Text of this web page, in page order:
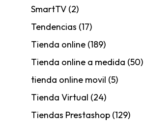
SmartTV (2)
Tendencias (17)
Tienda online (189)
Tienda online a medida (50)
tienda online movil (5)
Tienda Virtual (24)
Tiendas Prestashop (129)